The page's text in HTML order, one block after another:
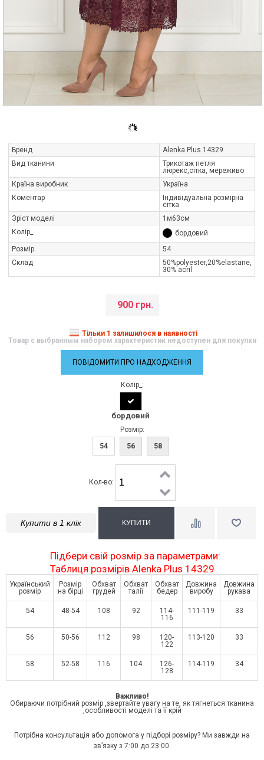
Бренд
Alenka Plus 14329
Вид тканини
Трикотаж петля
люрекс,сітка, мереживо
Країна виробник
Україна
Коментар
Індивідуальна розмірна
сітка
Зріст моделі
1м63см
Колір_
бордовий
Розмір
54
Склад
50%polуester,20%elastane,
30% acrіl
900 грн.
Тільки 1 залишилося в наявності
Товар с выбранным набором характеристик недоступен для покупки
ПОВІДОМИТИ ПРО НАДХОДЖЕННЯ
Колір_:
бордовий
Розмір:
54
56 58
Кол-во:
Купити в 1 клік
Підбери свій розмір за параметрами:
Таблиця розмірів Alenka Plus 14329
Український
розмір
Розмір
на бірці
Обхват
грудей
Обхват
талії
Обхват
бедер
Довжина
виробу
Довжина
рукава
54 48-54 108 92
114-
116
111-119 33
56 50-56 112 98
120-
122
113-120 33
58 52-58 116 104
126-
128
114-119 34
Важливо!
Обираючи потрібний розмір ,звертайте увагу на те, як тягнеться тканина
,особливості моделі та її крій
Потрібна консультація або допомога у підборі розміру? Ми завжди на
зв’язку з 7:00 до 23:00.